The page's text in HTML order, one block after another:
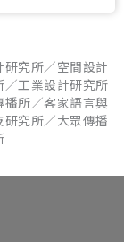
究所／空間設計
工業設計研究所
所／客家語言與
究所／大眾傳播